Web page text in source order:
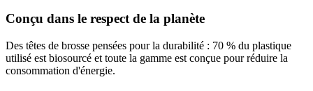
Conçu dans le respect de la planète
Des têtes de brosse pensées pour la durabilité : 70 % du plastique
utilisé est biosourcé et toute la gamme est conçue pour réduire la
consommation d'énergie.